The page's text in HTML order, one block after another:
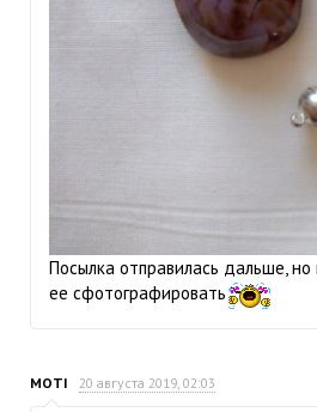
Посылка отправилась дальше,
ее сфотографировать
MOTI 20 августа 2019, 02:03